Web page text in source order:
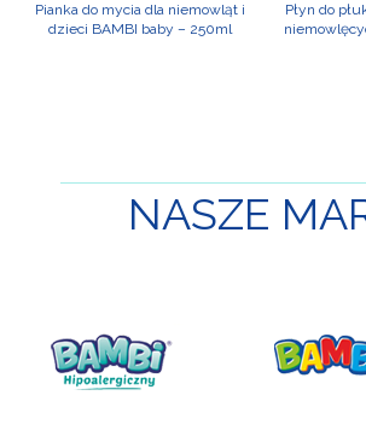
Pianka do mycia dla niemowląt i
dzieci BAMBI baby – 250ml
Płyn do
NASZE